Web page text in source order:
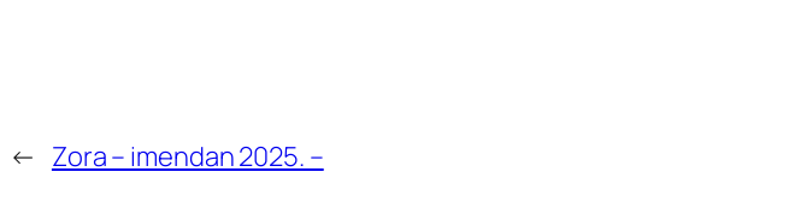
← Zora – imendan 2025. –